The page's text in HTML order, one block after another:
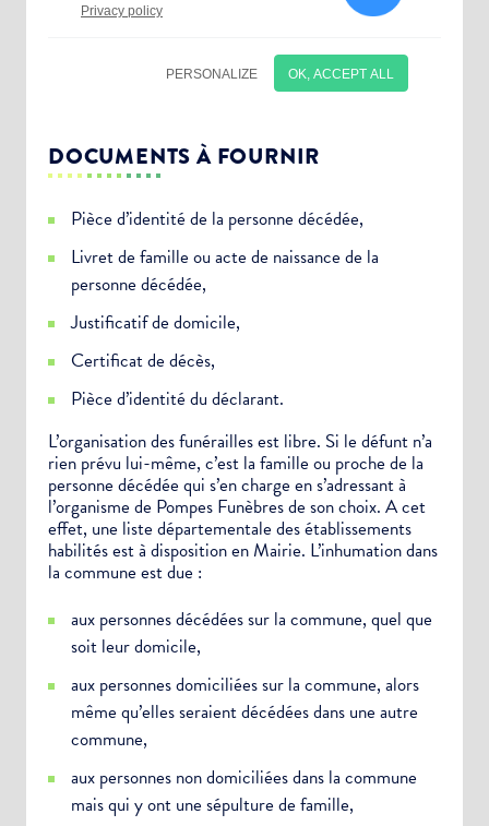
DOCUMENTS À FOURNIR
Pièce d’identité de la personne décédée,
Livret de famille ou acte de naissance de la
personne décédée,
Justificatif de domicile,
Certificat de décès,
Pièce d’identité du déclarant.
L’organisation des funérailles est libre. Si le défunt n’a
rien prévu lui-même, c’est la famille ou proche de la
personne décédée qui s’en charge en s’adressant à
l’organisme de Pompes Funèbres de son choix. A cet
effet, une liste départementale des établissements
habilités est à disposition en Mairie. L’inhumation dans
la commune est due :
aux personnes décédées sur la commune, quel que
soit leur domicile,
aux personnes domiciliées sur la commune, alors
même qu’elles seraient décédées dans une autre
commune,
aux personnes non domiciliées dans la commune
mais qui y ont une sépulture de famille,
Choisissez votre abonnement :
Alertes Mail
Newsletter Culture
Newsletter Sport et Vie associative